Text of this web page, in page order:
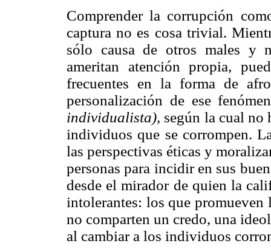
Comprender la corrupción
captura no es cosa trivial.
sólo causa de otros males y
ameritan atención propia,
frecuentes en la forma de
personalización de ese
individualista), según la cual no
individuos que se corrompen.
las perspectivas éticas y
personas para incidir en sus
desde el mirador de quien la
intolerantes: los que
no comparten un credo, una
al cambiar a los individuos